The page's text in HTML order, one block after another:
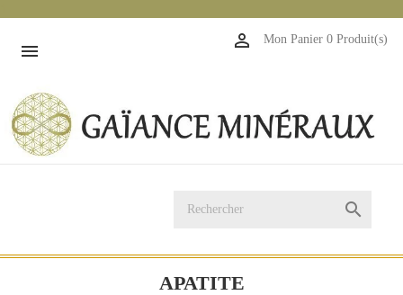

Mon Panier 0 Produit(s)


APATITE